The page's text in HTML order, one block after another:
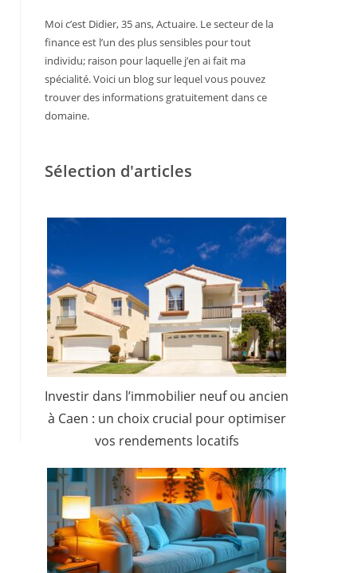
Moi c’est Didier, 35 ans, Actuaire. Le secteur de la
finance est l’un des plus sensibles pour tout
individu; raison pour laquelle j’en ai fait ma
spécialité. Voici un blog sur lequel vous pouvez
trouver des informations gratuitement dans ce
domaine.
Sélection d'articles
Investir dans l’immobilier neuf ou ancien
à Caen : un choix crucial pour optimiser
vos rendements locatifs